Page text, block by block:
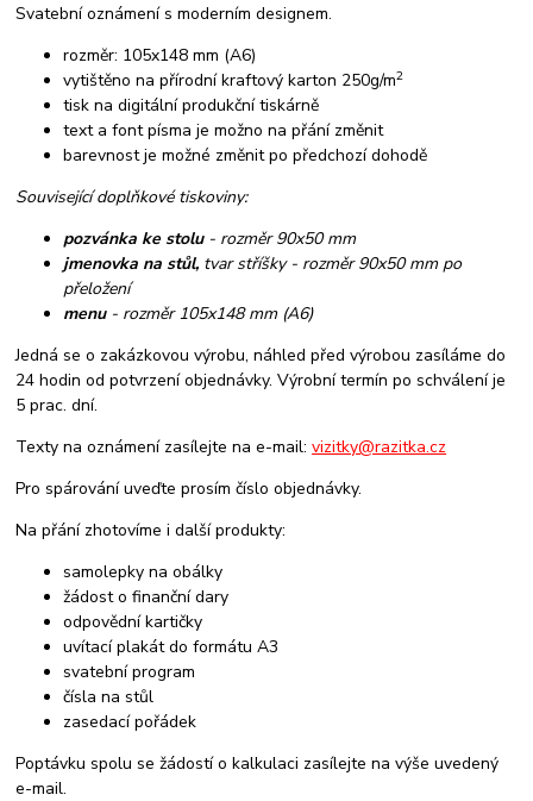
Svatební oznámení s moderním designem.
rozměr: 105x148 mm (A6)
vytištěno na přírodní kraftový karton 250g/m2
tisk na digitální produkční tiskárně
text a font písma je možno na přání změnit
barevnost je možné změnit po předchozí dohodě
Související doplňkové tiskoviny:
pozvánka ke stolu- rozměr 90x50 mm
jmenovka na stůl, tvar stříšky - rozměr 90x50 mm po
přeložení
menu- rozměr 105x148 mm (A6)
Jedná se o zakázkovou výrobu, náhled před výrobou zasíláme do
24 hodin od potvrzení objednávky. Výrobní termín po schválení je
5 prac. dní.
Texty na oznámení zasílejte na e-mail:vizitky@razitka.cz
Pro spárování uveďte prosím číslo objednávky.
Na přání zhotovíme i další produkty:
samolepky na obálky
žádost o finanční dary
odpovědní kartičky
uvítací plakát do formátu A3
svatební program
čísla na stůl
zasedací pořádek
Poptávku spolu se žádostí o kalkulaci zasílejte na výše uvedený
e-mail.